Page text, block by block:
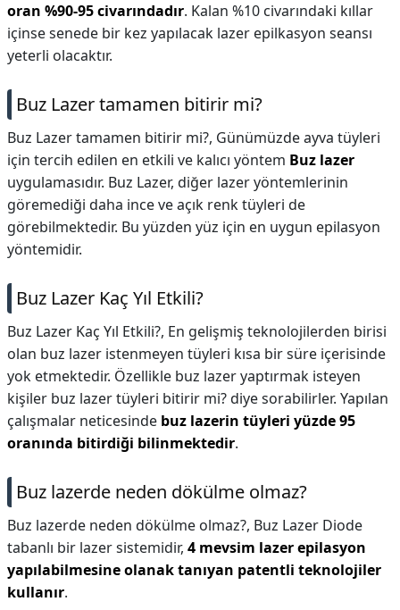
oran %90-95 civarındadır. Kalan %10 civarındaki kıllar
içinse senede bir kez yapılacak lazer epilkasyon seansı
yeterli olacaktır.
Buz Lazer tamamen bitirir mi?
Buz Lazer tamamen bitirir mi?, Günümüzde ayva tüyleri
için tercih edilen en etkili ve kalıcı yöntem Buz lazer
uygulamasıdır. Buz Lazer, diğer lazer yöntemlerinin
göremediği daha ince ve açık renk tüyleri de
görebilmektedir. Bu yüzden yüz için en uygun epilasyon
yöntemidir.
Buz Lazer Kaç Yıl Etkili?
Buz Lazer Kaç Yıl Etkili?, En gelişmiş teknolojilerden birisi
olan buz lazer istenmeyen tüyleri kısa bir süre içerisinde
yok etmektedir. Özellikle buz lazer yaptırmak isteyen
kişiler buz lazer tüyleri bitirir mi? diye sorabilirler. Yapılan
çalışmalar neticesinde buz lazerin tüyleri yüzde 95
oranında bitirdiği bilinmektedir.
Buz lazerde neden dökülme olmaz?
Buz lazerde neden dökülme olmaz?, Buz Lazer Diode
tabanlı bir lazer sistemidir, 4 mevsim lazer epilasyon
yapılabilmesine olanak tanıyan patentli teknolojiler
kullanır.